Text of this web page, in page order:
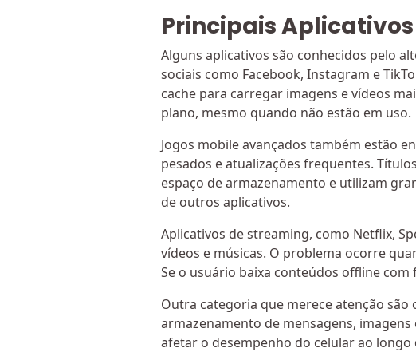
Principais
Alguns aplicativos são conhecidos pelo
sociais como Facebook, Instagram e
cache para carregar imagens e vídeos
plano, mesmo quando não estão em uso.
Jogos mobile avançados também estão
pesados e atualizações frequentes.
espaço de armazenamento e utilizam
de outros aplicativos.
Aplicativos de streaming, como Netflix,
vídeos e músicas. O problema ocorre
Se o usuário baixa conteúdos offline
Outra categoria que merece atenção são
armazenamento de mensagens,
afetar o desempenho do celular ao longo